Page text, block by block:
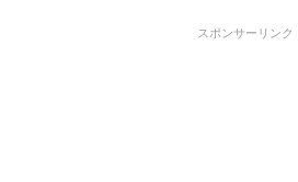
スポンサーリンク